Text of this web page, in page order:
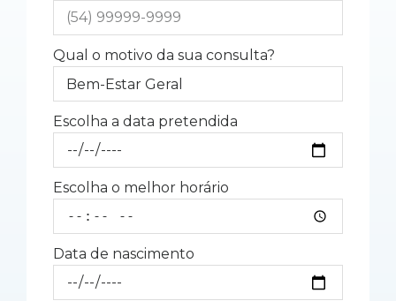
Qual o motivo da sua consulta?
Escolha a data pretendida
Escolha o melhor horário
Data de nascimento